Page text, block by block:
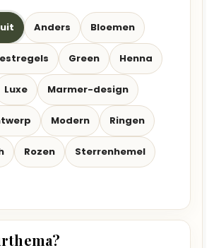
Anders Bloemen
Green Henna
Luxe Marmer-design
Modern Ringen
Rozen Sterrenhemel